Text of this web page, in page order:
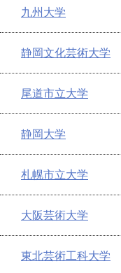
九州大学
静岡文化芸術大学
尾道市立大学
静岡大学
札幌市立大学
大阪芸術大学
東北芸術工科大学